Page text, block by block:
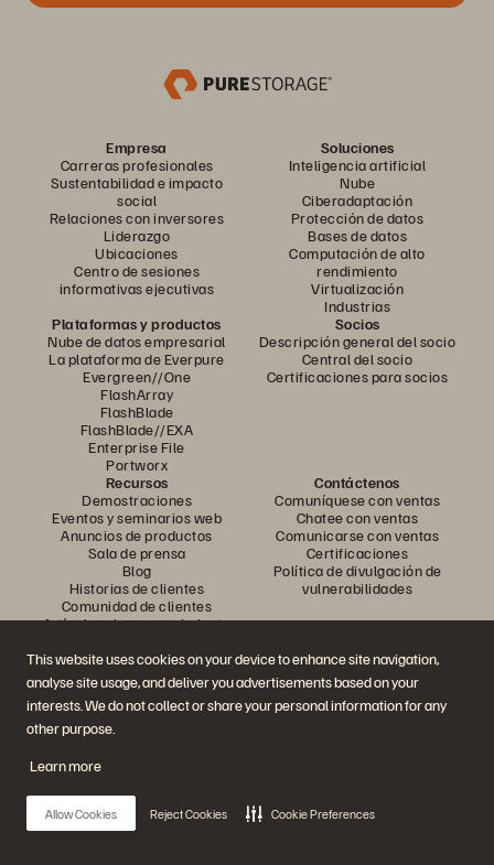
This website uses cookies on your device to enhance site navigation,
analyse site usage, and deliver you advertisements based on your
interests. We do not collect or share your personal information for any
other purpose.
Learn more
Allow Cookies Reject Cookies Cookie Preferences
Empresa
Carreras profesionales
Sustentabilidad e impacto
social
Relaciones con inversores
Liderazgo
Ubicaciones
Centro de sesiones
informativas ejecutivas
Soluciones
Inteligencia artificial
Nube
Ciberadaptación
Protección de datos
Bases de datos
Computación de alto
rendimiento
Virtualización
Industrias
Plataformas y productos
Nube de datos empresarial
La plataforma de Everpure
Evergreen//One
FlashArray
FlashBlade
FlashBlade//EXA
Enterprise File
Portworx
Socios
Descripción general del socio
Central del socio
Certificaciones para socios
Recursos
Demostraciones
Eventos y seminarios web
Anuncios de productos
Sala de prensa
Blog
Historias de clientes
Comunidad de clientes
Artículo sobre conocimiento
Contáctenos
Comuníquese con ventas
Chatee con ventas
Comunicarse con ventas
Certificaciones
Política de divulgación de
vulnerabilidades
Únase a la conversación
Siga todos los canales sociales oficiales de Everpure
© 2026 Everpure, Inc. Todos los derechos reservados.
Privacidad Términos del sitio web LegalCentro de confianza